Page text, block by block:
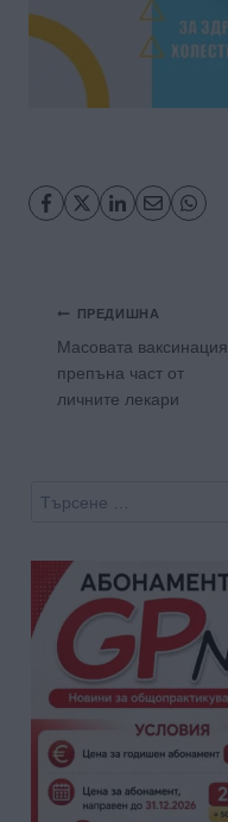
Навигация
ПРЕДИШНА
Масовата ваксинация
препъна част от
личните лекари
Търсене